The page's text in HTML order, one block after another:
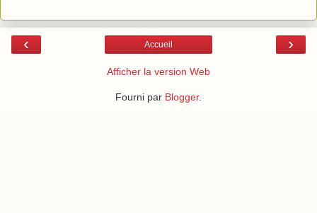
‹ ›
Accueil
Afficher la version Web
Fourni par Blogger.